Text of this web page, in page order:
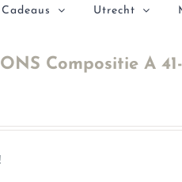
Cadeaus Utrecht
Compositie A